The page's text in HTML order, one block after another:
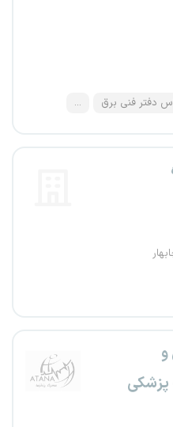
دفتر فنی برق ...
پزشکی